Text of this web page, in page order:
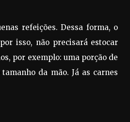
refeições. Dessa forma, o
isso, não precisará estocar
por exemplo: uma porção de
da mão. Já as carnes